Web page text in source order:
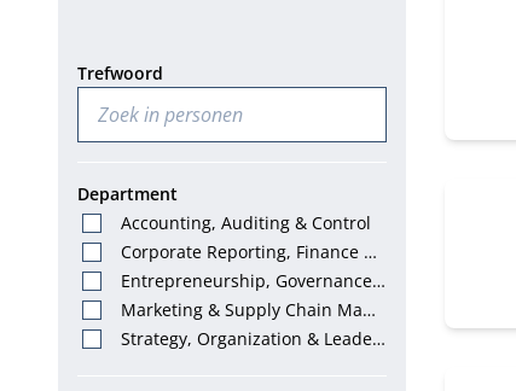
Trefwoord
Department
Accounting, Auditing & Control
Corporate Reporting, Finance &
Tax
Entrepreneurship, Governance
& Stewardship
Marketing & Supply Chain Mana
gement
Strategy, Organization & Leader